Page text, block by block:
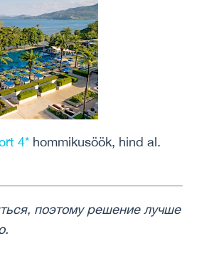
4* hommikusöök, hind al.
поэтому решение лучше